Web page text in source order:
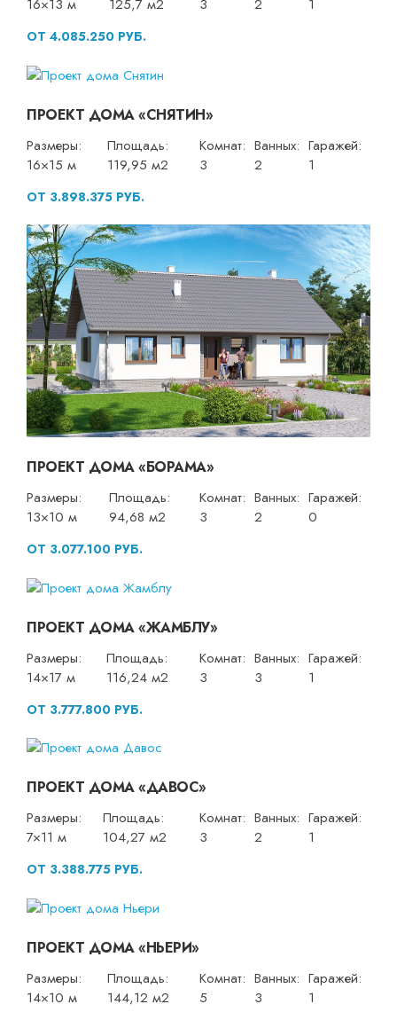
16×13 м
125,7 м2
3
2
1
ОТ 4.085.250 РУБ.
ПРОЕКТ ДОМА «СНЯТИН»
Размеры:
16×15 м
Площадь:
119,95 м2
Комнат:
3
Ванных:
2
Гаражей:
1
ОТ 3.898.375 РУБ.
ПРОЕКТ ДОМА «БОРАМА»
Размеры:
13×10 м
Площадь:
94,68 м2
Комнат:
3
Ванных:
2
Гаражей:
0
ОТ 3.077.100 РУБ.
ПРОЕКТ ДОМА «ЖАМБЛУ»
Размеры:
14×17 м
Площадь:
116,24 м2
Комнат:
3
Ванных:
3
Гаражей:
1
ОТ 3.777.800 РУБ.
ПРОЕКТ ДОМА «ДАВОС»
Размеры:
7×11 м
Площадь:
104,27 м2
Комнат:
3
Ванных:
2
Гаражей:
1
ОТ 3.388.775 РУБ.
ПРОЕКТ ДОМА «НЬЕРИ»
Размеры:
14×10 м
Площадь:
144,12 м2
Комнат:
5
Ванных:
3
Гаражей:
1